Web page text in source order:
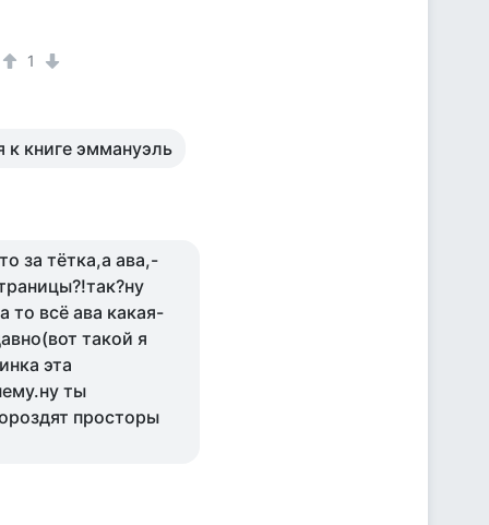
1
к книге эммануэль
за тётка,а ава,-
то всё ава какая-
такой я
эта
ты
просторы